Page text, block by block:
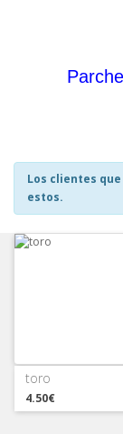
Los clientes
estos.
toro
4.50€